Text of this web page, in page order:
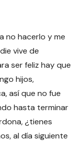
no hacerlo y me
vive de
ser feliz hay que
hijos,
así que no fue
hasta terminar
¿tienes
al día siguiente